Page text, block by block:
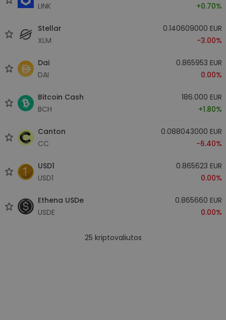
LINK
+0.70%
Stellar
XLM
0.140609000 EUR
-3.00%
Dai
DAI
0.865953 EUR
0.00%
Bitcoin Cash
BCH
186.000 EUR
+1.80%
Canton
CC
0.088043000 EUR
-6.40%
USD1
USD1
0.865623 EUR
0.00%
Ethena USDe
USDE
0.865660 EUR
0.00%
25 kriptovaliutos